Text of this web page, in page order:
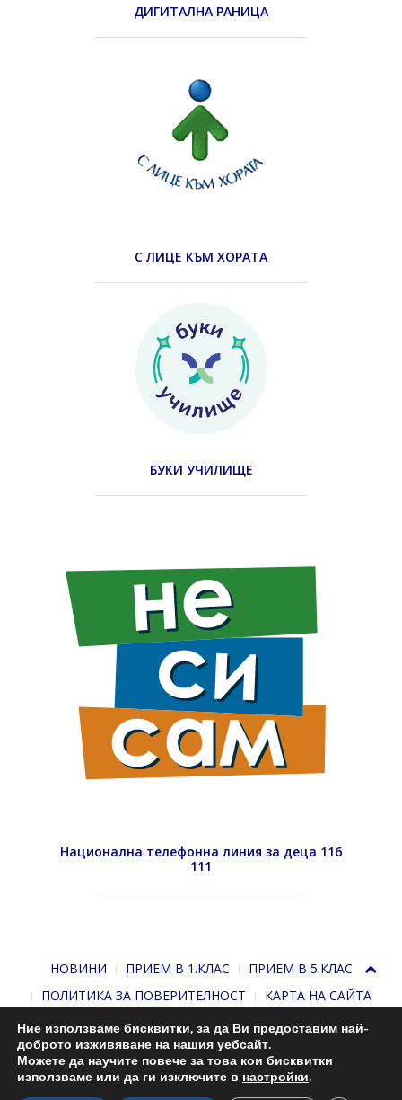
ДИГИТАЛНА РАНИЦА
С ЛИЦЕ КЪМ ХОРАТА
БУКИ УЧИЛИЩЕ
Национална телефонна линия за деца 116
111
НОВИНИ ПРИЕМ В 1.КЛАС
ПРИЕМ В 5.КЛАС
ПОЛИТИКА ЗА ПОВЕРИТЕЛНОСТ
КАРТА НА САЙТА
Ние използваме бисквитки, за да Ви предоставим най-
доброто изживяване на нашия уебсайт.
Можете да научите повече за това кои бисквитки
използваме или да ги изключите в настройки.